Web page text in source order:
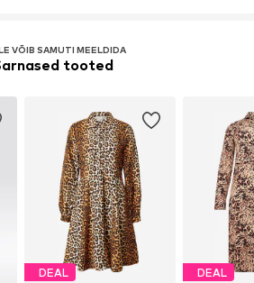
VÕIB SAMUTI MEELDIDA
tooted
DEAL DEAL